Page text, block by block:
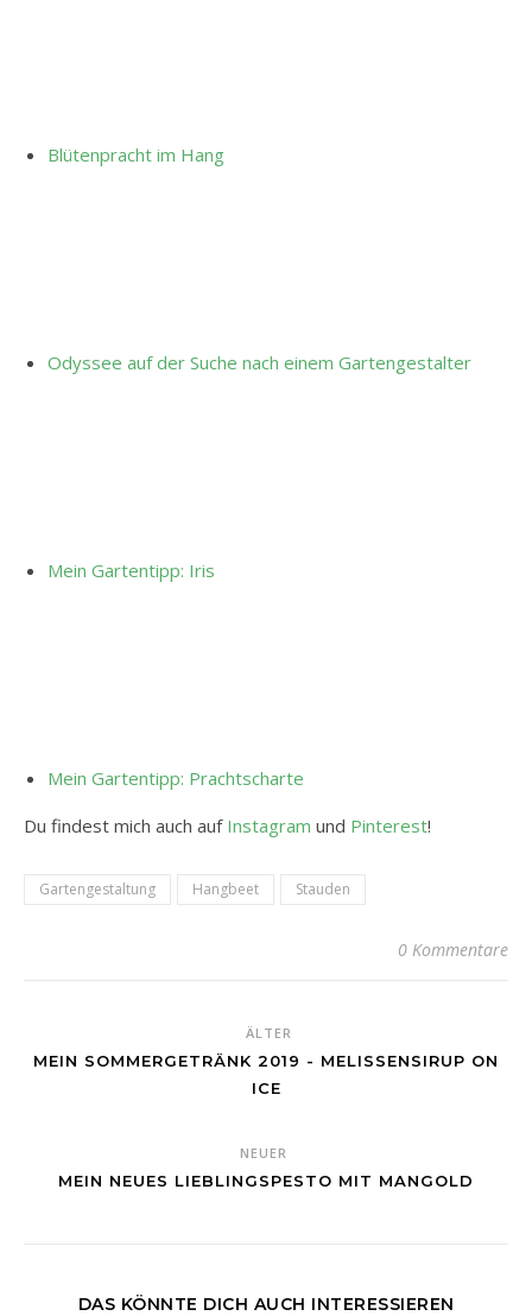
Blütenpracht im Hang
Odyssee auf der Suche nach einem Gartengestalter
Mein Gartentipp: Iris
Mein Gartentipp: Prachtscharte
Du findest mich auch auf Instagram und Pinterest!
Gartengestaltung Hangbeet Stauden
0 Kommentare
ÄLTER
MEIN SOMMERGETRÄNK 2019 - MELISSENSIRUP ON
ICE
NEUER
MEIN NEUES LIEBLINGSPESTO MIT MANGOLD
DAS KÖNNTE DICH AUCH INTERESSIEREN